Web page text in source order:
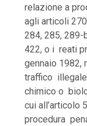
relazione a
agli articoli
284, 285, 289-
422, o i reati
gennaio 1982,
traffico
chimico o
cui all’articolo
procedura